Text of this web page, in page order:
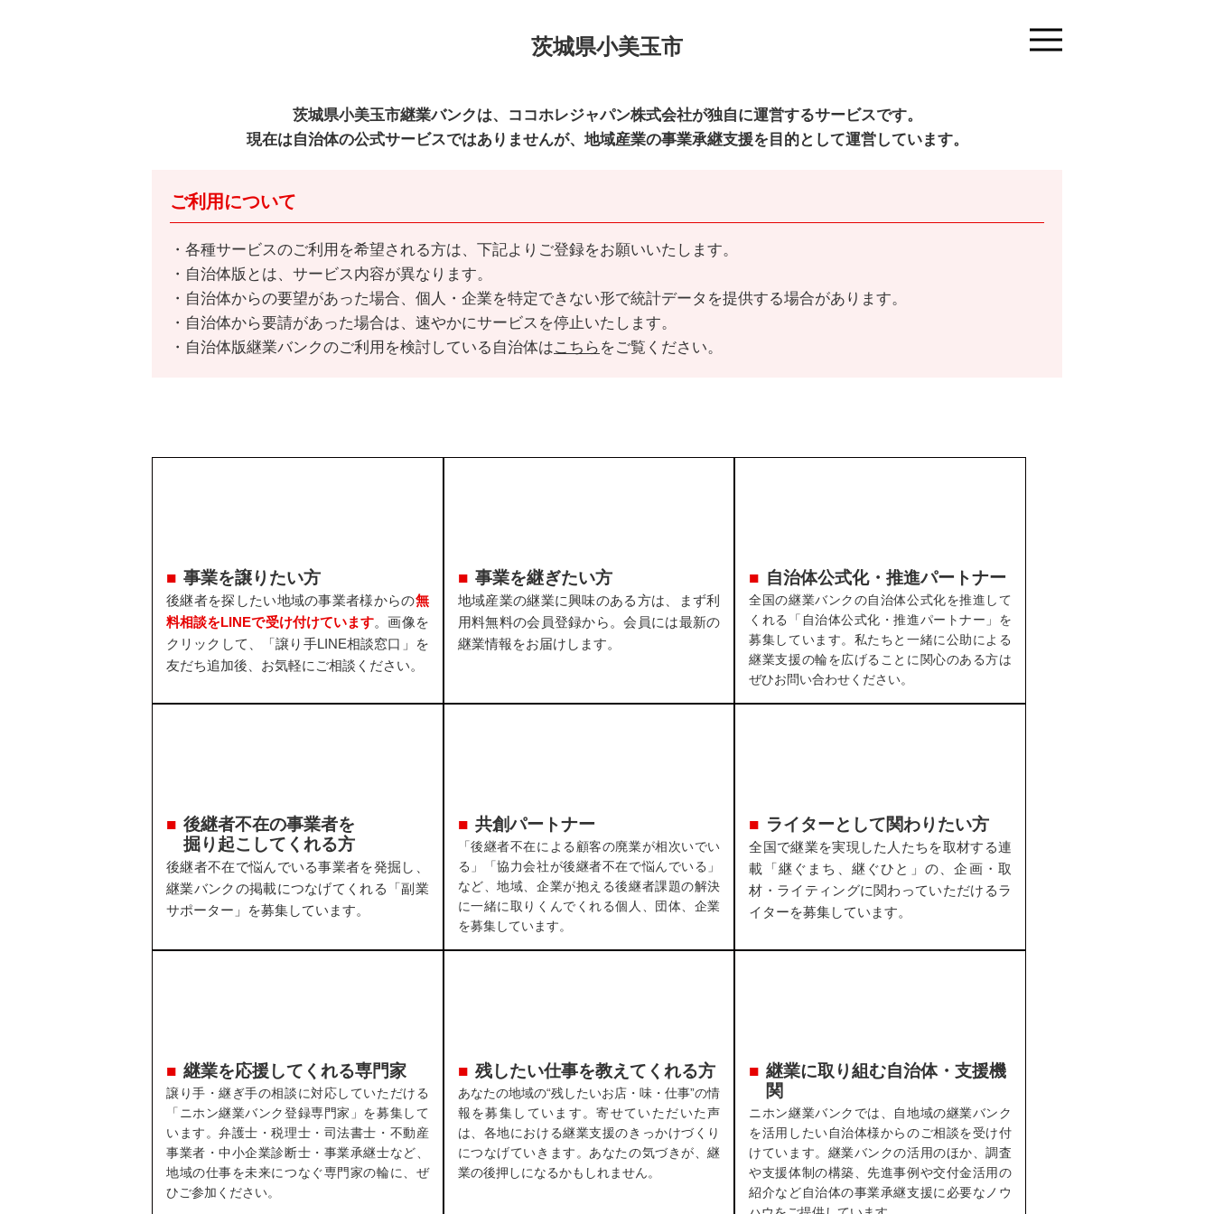
茨城県小美玉市
茨城県小美玉市継業バンクは、ココホレジャパン株式会社が独自に運営するサービスです。
現在は自治体の公式サービスではありませんが、地域産業の事業承継支援を目的として運営しています。
ご利用について
各種サービスのご利用を希望される方は、下記よりご登録をお願いいたします。
自治体版とは、サービス内容が異なります。
自治体からの要望があった場合、個人・企業を特定できない形で統計データを提供する場合があります。
自治体から要請があった場合は、速やかにサービスを停止いたします。
自治体版継業バンクのご利用を検討している自治体はこちら をご覧ください。
事業を譲りたい方
後継者を探したい地域の事業者様からの無
料相談をLINEで受け付けています。画像を
クリックして、「譲り手LINE相談窓口」を
友だち追加後、お気軽にご相談ください。
事業を継ぎたい方
地域産業の継業に興味のある方は、まず利
用料無料の会員登録から。会員には最新の
継業情報をお届けします。
自治体公式化・推進パートナー
全国の継業バンクの自治体公式化を推進して
くれる「自治体公式化・推進パートナー」を
募集しています。私たちと一緒に公助による
継業支援の輪を広げることに関心のある方は
ぜひお問い合わせください。
後継者不在の事業者を
掘り起こしてくれる方
後継者不在で悩んでいる事業者を発掘し、
継業バンクの掲載につなげてくれる「副業
サポーター」を募集しています。
共創パートナー
「後継者不在による顧客の廃業が相次いでい
る」「協力会社が後継者不在で悩んでいる」
など、地域、企業が抱える後継者課題の解決
に一緒に取りくんでくれる個人、団体、企業
を募集しています。
ライターとして関わりたい方
全国で継業を実現した人たちを取材する連
載「継ぐまち、継ぐひと」の、企画・取
材・ライティングに関わっていただけるラ
イターを募集しています。
継業を応援してくれる専門家
譲り手・継ぎ手の相談に対応していただける
「ニホン継業バンク登録専門家」を募集して
います。弁護士・税理士・司法書士・不動産
事業者・中小企業診断士・事業承継士など、
地域の仕事を未来につなぐ専門家の輪に、ぜ
ひご参加ください。
残したい仕事を教えてくれる方
あなたの地域の“残したいお店・味・仕事”の情
報を募集しています。寄せていただいた声
は、各地における継業支援のきっかけづくり
につなげていきます。あなたの気づきが、継
業の後押しになるかもしれません。
継業に取り組む自治体・支援機
関
ニホン継業バンクでは、自地域の継業バンク
を活用したい自治体様からのご相談を受け付
けています。継業バンクの活用のほか、調査
や支援体制の構築、先進事例や交付金活用の
紹介など自治体の事業承継支援に必要なノウ